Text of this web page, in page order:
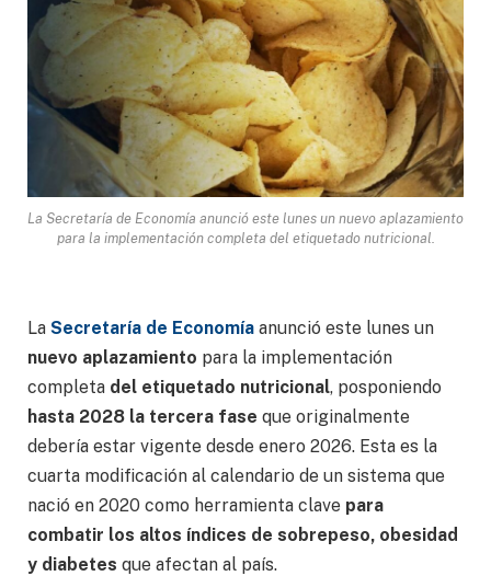
La Secretaría de Economía anunció este lunes un nuevo aplazamiento
para la implementación completa del etiquetado nutricional.
La Secretaría de Economía anunció este lunes un
nuevo aplazamiento para la implementación
completa del etiquetado nutricional, posponiendo
hasta 2028 la tercera fase que originalmente
debería estar vigente desde enero 2026. Esta es la
cuarta modificación al calendario de un sistema que
nació en 2020 como herramienta clave para
combatir los altos índices de sobrepeso, obesidad
y diabetes que afectan al país.